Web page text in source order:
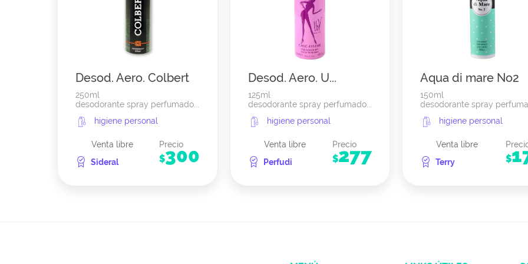
Desod. Aero. Colbert
250ml
desodorante spray perfumado...
higiene personal
Venta libre
Sideral
Precio
$300
Desod. Aero. U...
125ml
desodorante spray perfumado...
higiene personal
Venta libre
Perfudi
Precio
$277
Aqua di mare No2
150ml
desodorante spray
higiene personal
Venta libre
Terry
$